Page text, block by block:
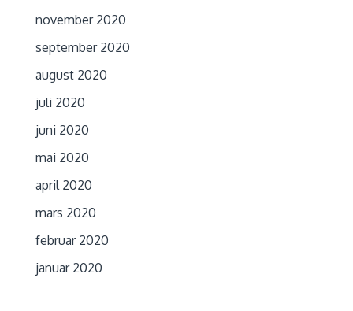
november 2020
september 2020
august 2020
juli 2020
juni 2020
mai 2020
april 2020
mars 2020
februar 2020
januar 2020